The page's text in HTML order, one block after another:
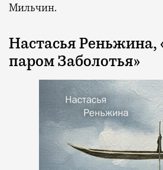
Мильчин.
Настасья Реньжина,
паром Заболотья»